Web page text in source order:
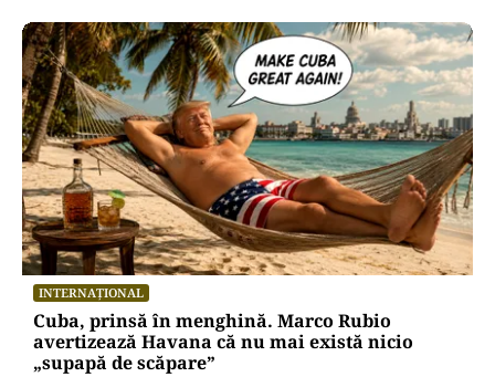
INTERNAȚIONAL
Cuba, prinsă în menghină. Marco Rubio
avertizează Havana că nu mai există nicio
„supapă de scăpare”